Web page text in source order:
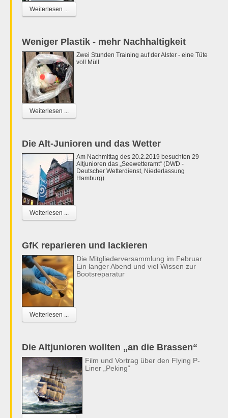
Weiterlesen ...
Weniger Plastik - mehr Nachhaltigkeit
Zwei Stunden Training auf der Alster - eine Tüte
voll Müll
Weiterlesen ...
Die Alt-Junioren und das Wetter
Am Nachmittag des 20.2.2019 besuchten 29
Altjunioren das „Seewetteramt“ (DWD -
Deutscher Wetterdienst, Niederlassung
Hamburg).
Weiterlesen ...
GfK reparieren und lackieren
Die Mitgliederversammlung im Februar
Ein langer Abend und viel Wissen zur
Bootsreparatur
Weiterlesen ...
Die Altjunioren wollten „an die Brassen“
Film und Vortrag über den Flying P-
Liner „Peking“